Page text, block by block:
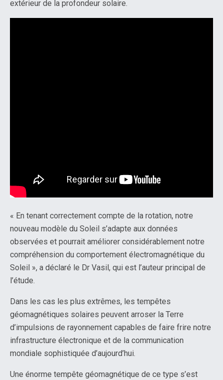
extérieur de la profondeur solaire.
« En tenant correctement compte de la rotation, notre
nouveau modèle du Soleil s’adapte aux données
observées et pourrait améliorer considérablement notre
compréhension du comportement électromagnétique du
Soleil », a déclaré le Dr Vasil, qui est l’auteur principal de
l’étude.
Dans les cas les plus extrêmes, les tempêtes
géomagnétiques solaires peuvent arroser la Terre
d’impulsions de rayonnement capables de faire frire notre
infrastructure électronique et de la communication
mondiale sophistiquée d’aujourd’hui.
Une énorme tempête géomagnétique de ce type s’est